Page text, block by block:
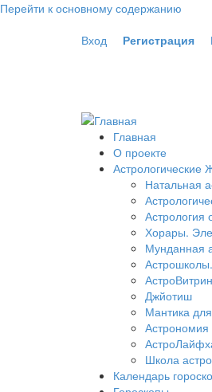
Перейти к основному содержанию
Вход
Регистрация
Главная
О проекте
Астрологические
Натальная
Астрология
Хорары.
Мунданная
Джйотиш
Мантика
Астрономия
Школа
Календарь